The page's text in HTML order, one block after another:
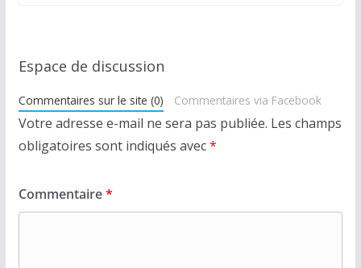
Espace de discussion
Commentaires sur le site (0) Commentaires via Facebook
Votre adresse e-mail ne sera pas publiée. Les champs
obligatoires sont indiqués avec*
Commentaire*